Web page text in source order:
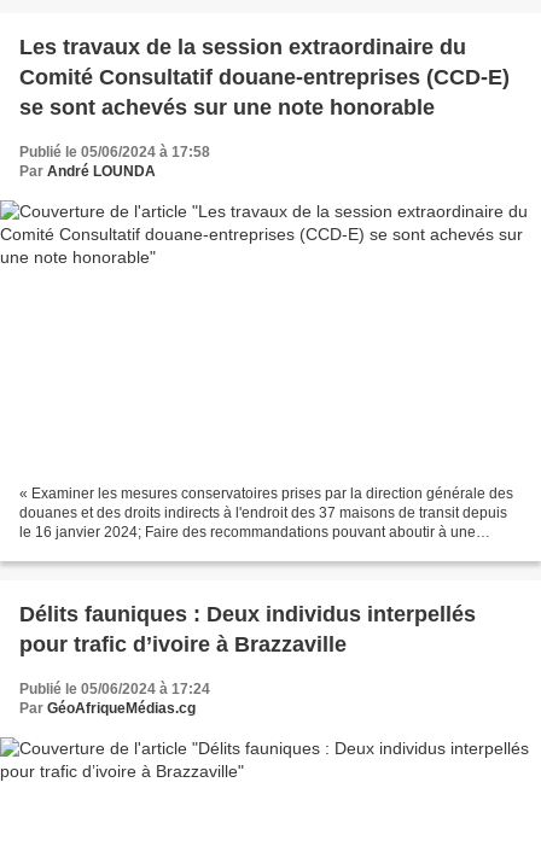
Les travaux de la session extraordinaire du
Comité Consultatif douane-entreprises (CCD-E)
se sont achevés sur une note honorable
Publié le 05/06/2024 à 17:58
Par André LOUNDA
« Examiner les mesures conservatoires prises par la direction générale des
douanes et des droits indirects à l'endroit des 37 maisons de transit depuis
le 16 janvier 2024; Faire des recommandations pouvant aboutir à une
Délits fauniques : Deux individus interpellés
pour trafic d’ivoire à Brazzaville
Publié le 05/06/2024 à 17:24
Par GéoAfriqueMédias.cg